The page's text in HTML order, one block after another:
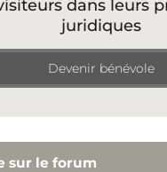
dans leurs
juridiques
Devenir bénévole
sur le forum